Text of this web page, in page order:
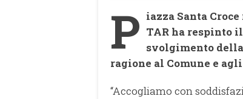
P iazza Santa
TAR ha respinto
svolgimento
ragione al Comune e
“Accogliamo con